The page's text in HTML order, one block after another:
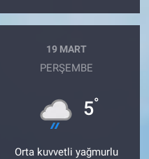
19 MART
PERŞEMBE
5°
Orta kuvvetli yağmurlu